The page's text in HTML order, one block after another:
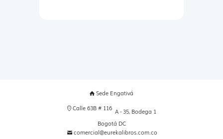
Sede Engativá
Calle 63B # 116 A - 35, Bodega 1
Bogotá DC
comercial@eurekalibros.com.co